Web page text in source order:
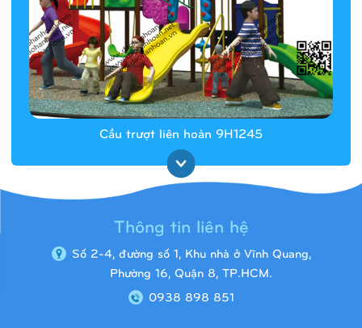
Cầu trượt liên hoàn 9H1245
Thông tin liên hệ
Số 2-4, đường số 1, Khu nhà ở Vĩnh Quang,
Phường 16, Quận 8, TP.HCM.
0938 898 851